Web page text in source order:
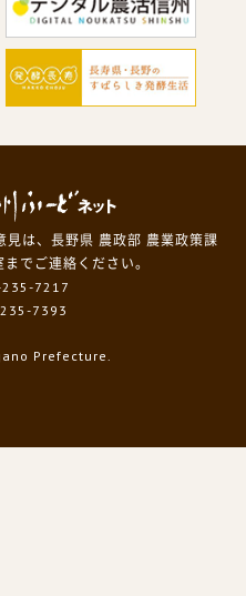
見は、長野県 農政部 農業政策課
でご連絡ください。
7217
7393
Prefecture.